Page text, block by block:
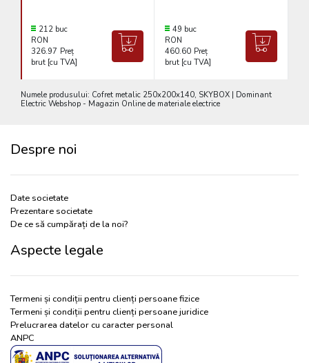
212 buc
RON
326.97 Preț
brut [cu TVA]
49 buc
RON
460.60 Preț
brut [cu TVA]
Numele produsului: Cofret metalic 250x200x140, SKYBOX | Dominant
Electric Webshop - Magazin Online de materiale electrice
Despre noi
Date societate
Prezentare societate
De ce să cumpărați de la noi?
Aspecte legale
Termeni și condiții pentru clienți persoane fizice
Termeni și condiții pentru clienți persoane juridice
Prelucrarea datelor cu caracter personal
ANPC